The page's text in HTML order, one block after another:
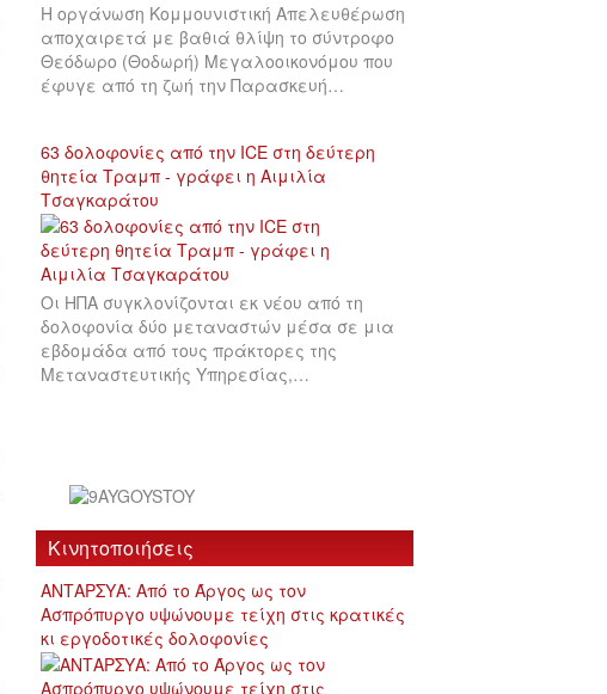
Η οργάνωση Κομμουνιστική Απελευθέρωση
αποχαιρετά με βαθιά θλίψη το σύντροφο
Θεόδωρο (Θοδωρή) Μεγαλοοικονόμου που
έφυγε από τη ζωή την Παρασκευή…
63 δολοφονίες από την ICE στη δεύτερη
θητεία Τραμπ - γράφει η Αιμιλία
Τσαγκαράτου
Οι ΗΠΑ συγκλονίζονται εκ νέου από τη
δολοφονία δύο μεταναστών μέσα σε μια
εβδομάδα από τους πράκτορες της
Μεταναστευτικής Υπηρεσίας,…
Κινητοποιήσεις
ΑΝΤΑΡΣΥΑ: Από το Άργος ως τον
Ασπρόπυργο υψώνουμε τείχη στις κρατικές
κι εργοδοτικές δολοφονίες